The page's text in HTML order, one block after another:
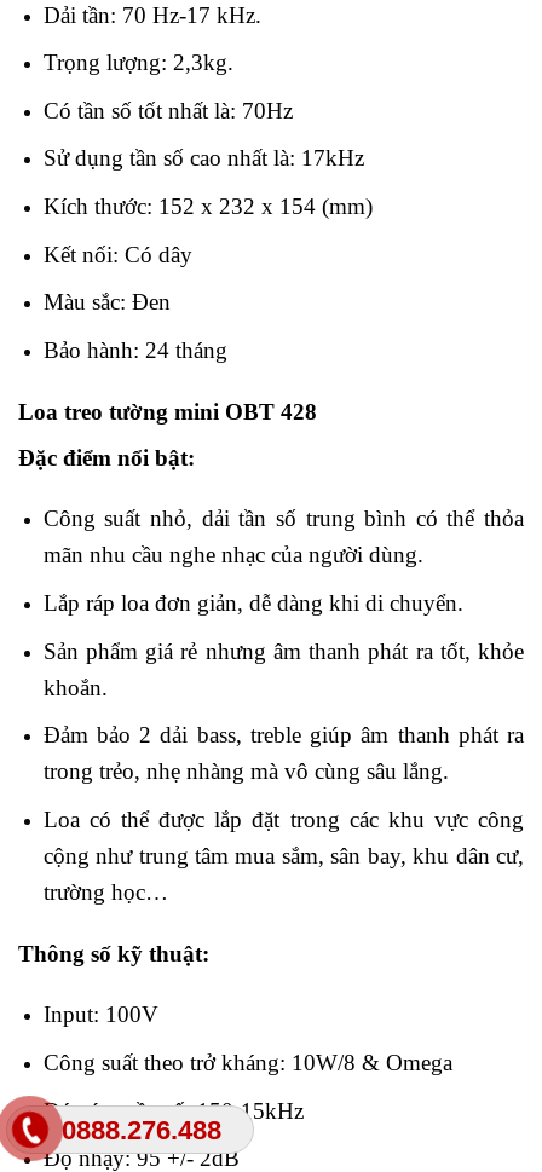
0888.276.488
Dải tần: 70 Hz-17 kHz.
Trọng lượng: 2,3kg.
Có tần số tốt nhất là: 70Hz
Sử dụng tần số cao nhất là: 17kHz
Kích thước: 152 x 232 x 154 (mm)
Kết nối: Có dây
Màu sắc: Đen
Bảo hành: 24 tháng
Loa treo tường mini OBT 428
Đặc điểm nổi bật:
Công suất nhỏ, dải tần số trung bình có thể thỏa
mãn nhu cầu nghe nhạc của người dùng.
Lắp ráp loa đơn giản, dễ dàng khi di chuyển.
Sản phẩm giá rẻ nhưng âm thanh phát ra tốt, khỏe
khoắn.
Đảm bảo 2 dải bass, treble giúp âm thanh phát ra
trong trẻo, nhẹ nhàng mà vô cùng sâu lắng.
Loa có thể được lắp đặt trong các khu vực công
cộng như trung tâm mua sắm, sân bay, khu dân cư,
trường học…
Thông số kỹ thuật:
Input: 100V
Công suất theo trở kháng: 10W/8 & Omega
Đáp ứng tần số: 150-15kHz
Độ nhạy: 95 +/- 2dB